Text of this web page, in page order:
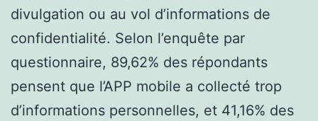
divulgation ou au vol d’informations de
confidentialité. Selon l’enquête par
questionnaire, 89,62% des répondants
pensent que l’APP mobile a collecté trop
d’informations personnelles, et 41,16% des